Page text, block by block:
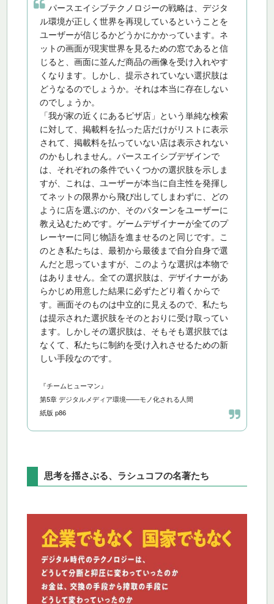
パースエイシブテクノロジーの戦略は、デジタ
ル環境が正しく世界を再現しているということを
ユーザーが信じるかどうかにかかっています。ネ
ットの画面が現実世界を見るための窓であると信
じると、画面に並んだ商品の画像を受け入れやす
くなります。しかし、提示されていない選択肢は
どうなるのでしょうか。それは本当に存在しない
のでしょうか。
「我が家の近くにあるピザ店」という単純な検索
に対して、掲載料を払った店だけがリストに表示
されて、掲載料を払っていない店は表示されない
のかもしれません。パースエイシブデザインで
は、それぞれの条件でいくつかの選択肢を示しま
すが、これは、ユーザーが本当に自主性を発揮し
てネットの限界から飛び出してしまわずに、どの
ように店を選ぶのか、そのパターンをユーザーに
教え込むためです。ゲームデザイナーが全てのプ
レーヤーに同じ物語を進ませるのと同じです。こ
のとき私たちは、最初から最後まで自分自身で選
んだと思っていますが、このような選択は本物で
はありません。全ての選択肢は、デザイナーがあ
らかじめ用意した結果に必ずたどり着くからで
す。画面そのものは中立的に見えるので、私たち
は提示された選択肢をそのとおりに受け取ってい
ます。しかしその選択肢は、そもそも選択肢では
なくて、私たちに制約を受け入れさせるための新
しい手段なのです。
『チームヒューマン』
第5章 デジタルメディア環境——モノ化される人間
紙版 p86
思考を揺さぶる、ラシュコフの名著たち